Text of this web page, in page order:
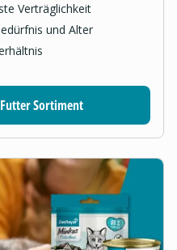
Verträglichkeit
und Alter
Sortiment